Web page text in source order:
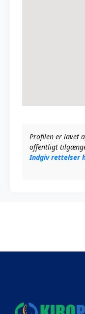
Profilen er lavet
offentligt
Indgiv rettelser